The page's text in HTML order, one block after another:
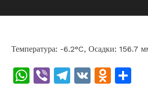
Температура: -6.2°C, Осадки: 156.7
WhatsApp
ViberTelegram
VK